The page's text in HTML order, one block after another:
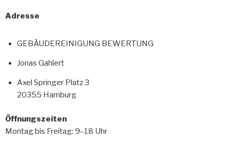
Adresse
GEBÄUDEREINIGUNG BEWERTUNG
Jonas Gahlert
Axel Springer Platz 3
20355 Hamburg
Öffnungszeiten
Montag bis Freitag: 9–18 Uhr